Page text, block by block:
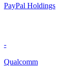
PayPal Holdings
-
Qualcomm